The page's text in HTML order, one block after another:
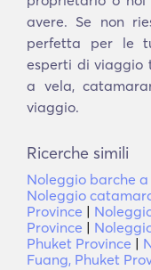
avere. Se non
perfetta per le
esperti di viaggio
a vela,
viaggio.
Ricerche simili
Noleggio barche a
Noleggio
Province |
Province |
Phuket Province |
Fuang, Phuket